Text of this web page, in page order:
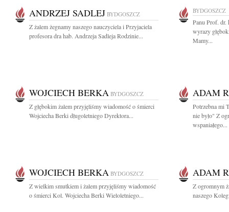
ANDRZEJ SADLEJ BYDGOSZCZ
Z żalem żegnamy naszego nauczyciela i Przyjaciela
profesora dra hab. Andrzeja Sadleja Rodzinie...
BYDGOSZCZ
Panu Prof. dr.
wyrazy
Mamy...
WOJCIECH BERKA BYDGOSZCZ
Z głębokim żalem przyjęliśmy wiadomość o śmierci
Wojciecha Berki długoletniego Dyrektora...
ADAM
Potrzebna mi
nie było" Z
wspaniałego...
WOJCIECH BERKA BYDGOSZCZ
Z wielkim smutkiem i żalem przyjęliśmy wiadomość
o śmierci Kol. Wojciecha Berki Wieloletniego...
ADAM
Z ogromnym
naszego